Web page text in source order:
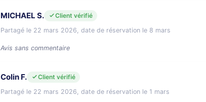
MICHAEL S.
Client vérifié
Partagé le 22 mars 2026, date de réservation le 8 mars
Avis sans commentaire
Colin F.
Client vérifié
Partagé le 22 mars 2026, date de réservation le 1 mars